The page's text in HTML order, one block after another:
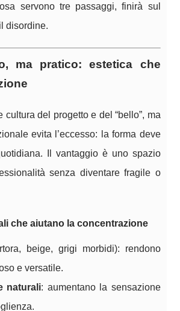
servono tre passaggi, finirà sul
disordine.
ma pratico: estetica che
cultura del progetto e del “bello”, ma
evita l’eccesso: la forma deve
Il vantaggio è uno spazio
senza diventare fragile o
che aiutano la concentrazione
beige, grigi morbidi): rendono
e versatile.
naturali: aumentano la sensazione